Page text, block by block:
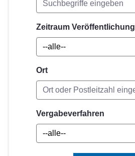
Zeitraum Veröffentlichung
Ort
Vergabeverfahren